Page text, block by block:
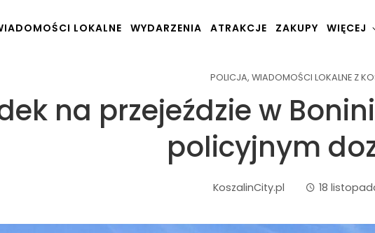
LOKALNE WYDARZENIA ATRAKCJE ZAKUPY WIĘCEJ
POLICJA, WIADOMOŚCI LOKALNE Z
na przejeździe w
policyjnym
KoszalinCity.pl 18